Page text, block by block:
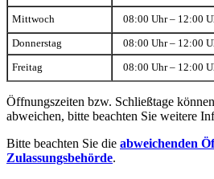
Mittwoch 08:00 Uhr – 12:00
Donnerstag 08:00 Uhr – 12:00
Freitag 08:00 Uhr – 12:00
Öffnungszeiten bzw. Schließtage
abweichen, bitte beachten Sie weitere
Bitte beachten Sie die abweichenden
Zulassungsbehörde.